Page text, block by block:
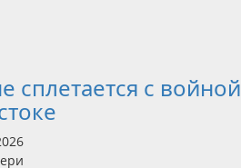
сплетается с войной